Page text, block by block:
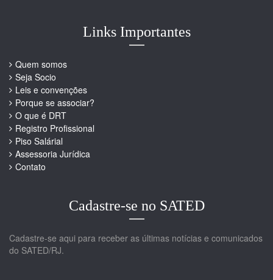
Links Importantes
Quem somos
Seja Socio
Leis e convenções
Porque se associar?
O que é DRT
Registro Profissional
Piso Salárial
Assessoria Jurídica
Contato
Cadastre-se no SATED
Cadastre-se aqui para receber as últimas notícias e comunicados
do SATED/RJ.